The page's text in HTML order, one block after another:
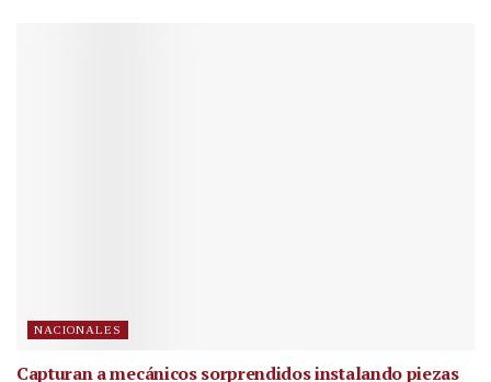
NACIONALES
Capturan a mecánicos sorprendidos instalando piezas